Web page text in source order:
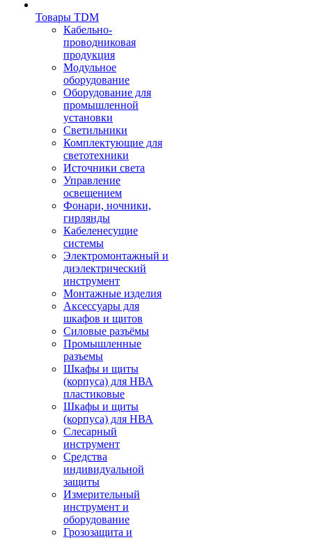
Товары TDM
Кабельно-
проводниковая
продукция
Модульное
оборудование
Оборудование для
промышленной
установки
Светильники
Комплектующие для
светотехники
Источники света
Управление
освещением
Фонари, ночники,
гирлянды
Кабеленесущие
системы
Электромонтажный и
диэлектрический
инструмент
Монтажные изделия
Аксессуары для
шкафов и щитов
Силовые разъёмы
Промышленные
разъемы
Шкафы и щиты
(корпуса) для НВА
пластиковые
Шкафы и щиты
(корпуса) для НВА
Слесарный
инструмент
Средства
индивидуальной
защиты
Измерительный
инструмент и
оборудование
Грозозащита и